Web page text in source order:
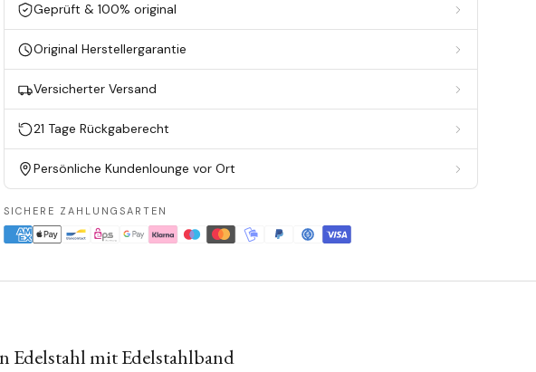
Geprüft & 100% original
Original Herstellergarantie
Versicherter Versand
21 Tage Rückgaberecht
Persönliche Kundenlounge vor Ort
SICHERE ZAHLUNGSARTEN
Edelstahl mit Edelstahlband